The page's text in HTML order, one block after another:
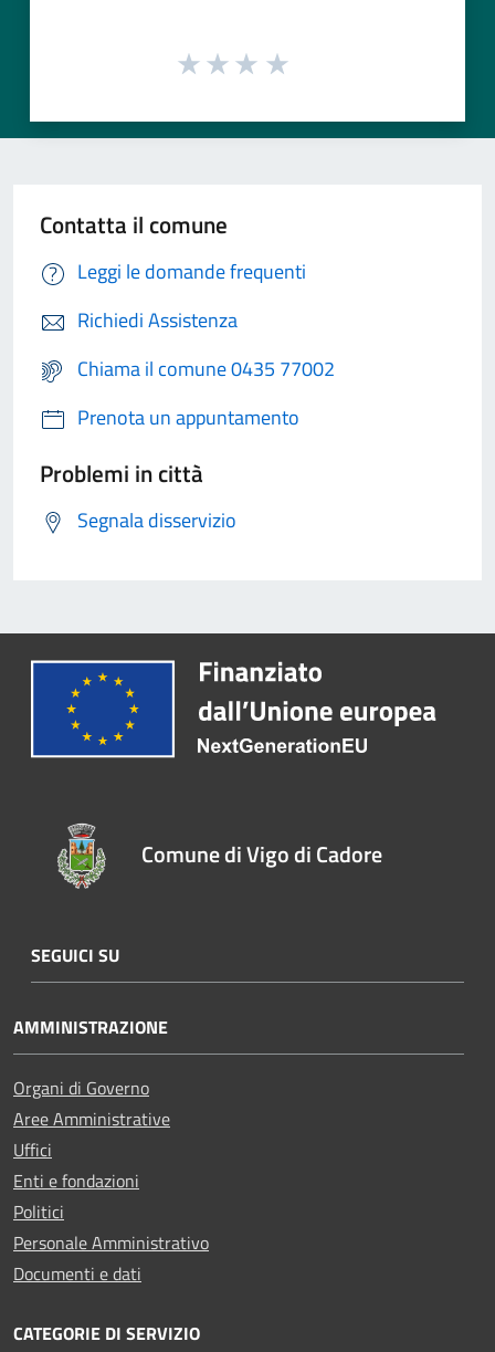
Contatta il comune
Leggi le domande frequenti
Richiedi Assistenza
Chiama il comune 0435 77002
Prenota un appuntamento
Problemi in città
Segnala disservizio
Comune di Vigo di Cadore
SEGUICI SU
AMMINISTRAZIONE
Organi di Governo
Aree Amministrative
Uffici
Enti e fondazioni
Politici
Personale Amministrativo
Documenti e dati
CATEGORIE DI SERVIZIO